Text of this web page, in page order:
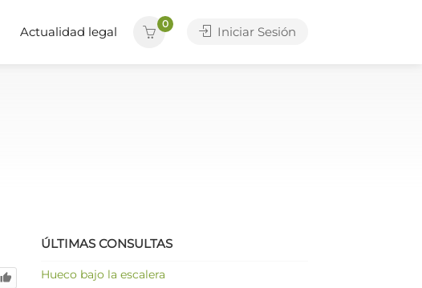
Actualidad legal
0
Iniciar Sesión
ÚLTIMAS CONSULTAS
Hueco bajo la escalera